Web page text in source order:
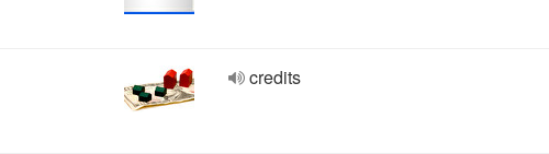
credits